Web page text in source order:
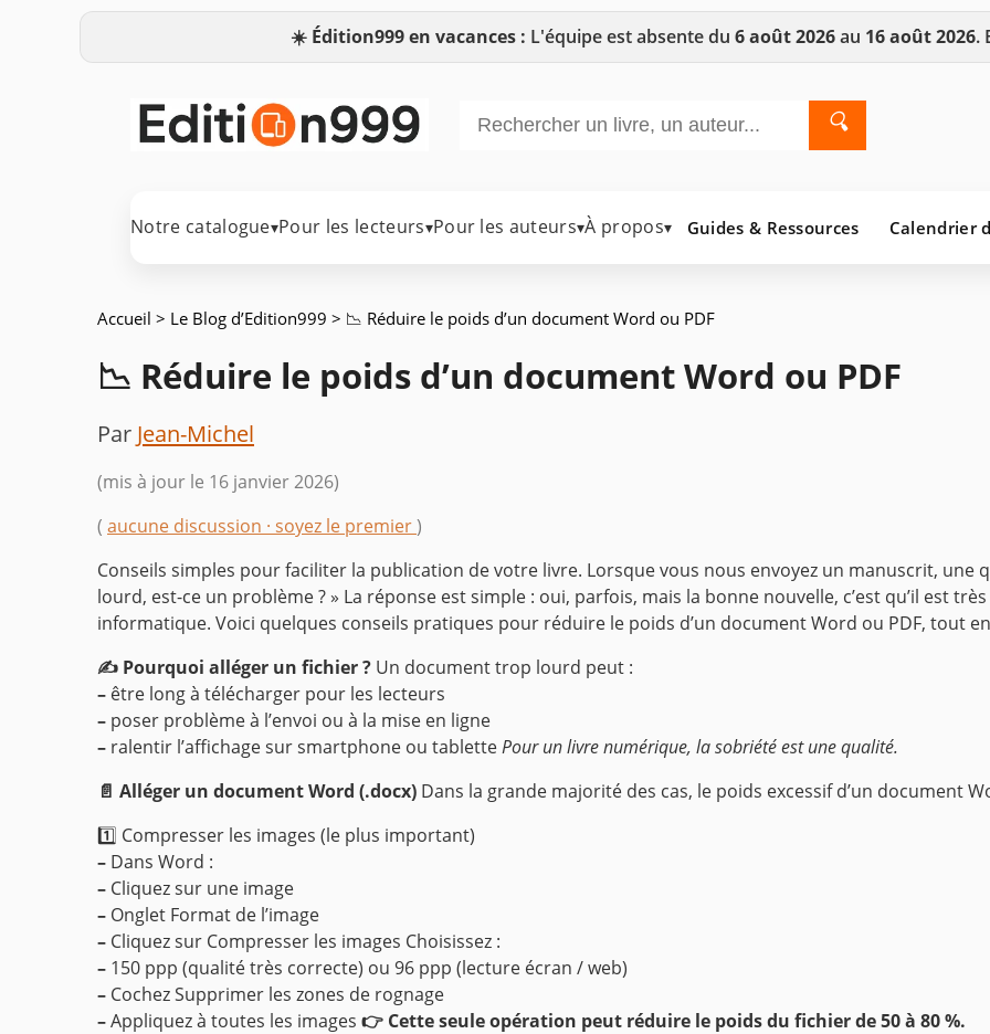
☀️ Édition999 en vacances : L'équipe est absente du 6 août 2026au 16 août 2026.
🔍
Notre catalogue▾Pour les lecteurs▾Pour les auteurs▾À propos▾ Guides & Ressources Calendrier
Accueil > Le Blog d’Edition999 > 📉 Réduire le poids d’un document Word ou PDF
📉 Réduire le poids d’un document Word ou PDF
Par Jean-Michel
(mis à jour le 16 janvier 2026)
( aucune discussion · soyez le premier)
Conseils simples pour faciliter la publication de votre livre. Lorsque vous nous envoyez un manuscrit, une
lourd, est-ce un problème ? » La réponse est simple : oui, parfois, mais la bonne nouvelle, c’est qu’il est
informatique. Voici quelques conseils pratiques pour réduire le poids d’un document Word ou PDF, tout
✍️ Pourquoi alléger un fichier ? Un document trop lourd peut :
– être long à télécharger pour les lecteurs
– poser problème à l’envoi ou à la mise en ligne
– ralentir l’affichage sur smartphone ou tablettePour un livre numérique, la sobriété est une qualité.
📄 Alléger un document Word (.docx) Dans la grande majorité des cas, le poids excessif d’un document
1️⃣ Compresser les images (le plus important)
– Dans Word :
– Cliquez sur une image
– Onglet Format de l’image
– Cliquez sur Compresser les images Choisissez :
– 150 ppp (qualité très correcte) ou 96 ppp (lecture écran / web)
– Cochez Supprimer les zones de rognage
–Appliquez à toutes les images 👉 Cette seule opération peut réduire le poids du fichier de 50 à 80 %.